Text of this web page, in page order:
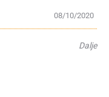
08/10/2020
Dalje